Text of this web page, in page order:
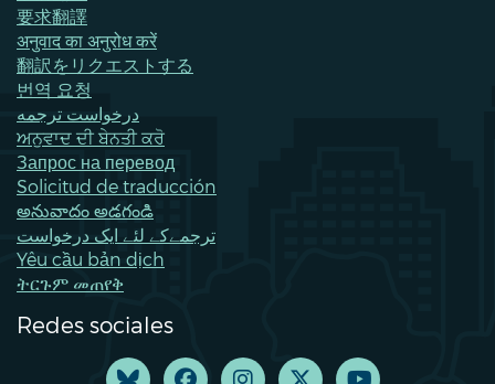
要求翻譯
अनुवाद का अनुरोध करें
翻訳をリクエストする
번역 요청
درخواست ترجمه
ਅਨੁਵਾਦ ਦੀ ਬੇਨਤੀ ਕਰੋ
Запрос на перевод
Solicitud de traducción
అనువాదం అడగండి
ترجمےکے لئے ایک درخواست
Yêu cầu bản dịch
ትርጉም መጠየቅ
Redes sociales